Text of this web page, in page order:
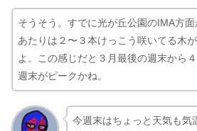
そうそう。すでに光が丘公園のIMA方面
あたりは２〜３本けっこう咲いてる木
よ。この感じだと３月最後の週末から
週末がピークかね。
今週末はちょっと天気も気